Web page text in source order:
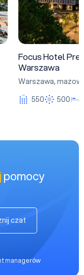
Focus Hotel
Warszawa
Warszawa,
550
500
pomocy
czat
managerów